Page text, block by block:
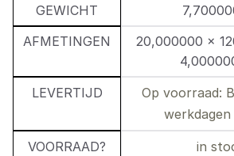
GEWICHT
AFMETINGEN
20,000000 ×
LEVERTIJD
Op voorraad:
werkdagen
VOORRAAD? in